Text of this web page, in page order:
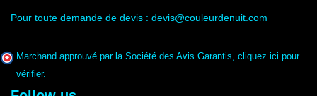
Pour toute demande de devis : devis@couleurdenuit.com
Marchand approuvé par la Société des Avis Garantis, cliquez ici pour
vérifier.